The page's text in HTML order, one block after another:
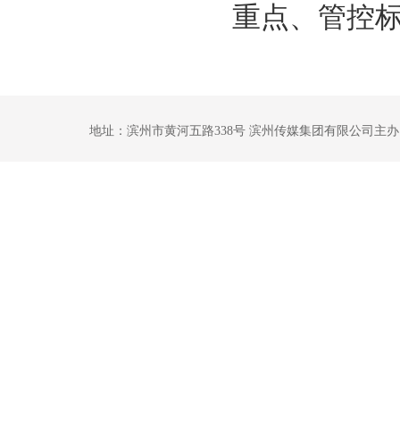
重点、管控
地址：滨州市黄河五路338号 滨州传媒集团有限公司主